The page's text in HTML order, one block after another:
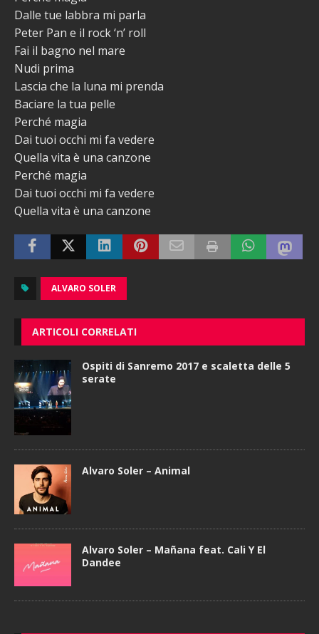
Dalle tue labbra mi parla
Peter Pan e il rock ‘n’ roll
Fai il bagno nel mare
Nudi prima
Lascia che la luna mi prenda
Baciare la tua pelle
Perché magia
Dai tuoi occhi mi fa vedere
Quella vita è una canzone
Perché magia
Dai tuoi occhi mi fa vedere
Quella vita è una canzone
ALVARO SOLER
ARTICOLI CORRELATI
Ospiti di Sanremo 2017 e scaletta delle 5
serate
Alvaro Soler – Animal
Alvaro Soler – Mañana feat. Cali Y El
Dandee